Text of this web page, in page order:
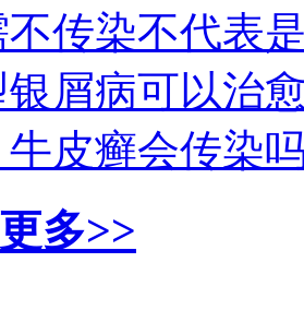
不传染不代表
银屑病可以治
牛皮癣会传染
更多>>